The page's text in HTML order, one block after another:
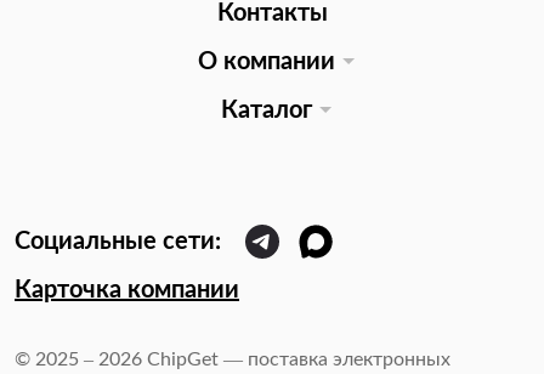
Контакты
О компании
Каталог
Карточка компании
© 2025 – 2026 ChipGet — поставка электронных